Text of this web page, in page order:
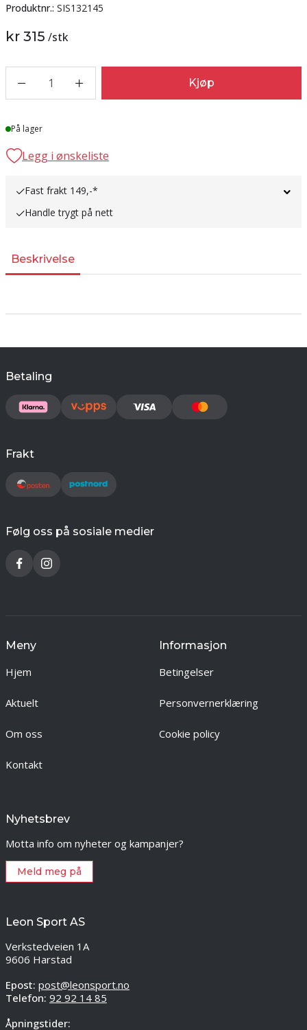
Produktnr.: SIS132145
kr 315 /stk
1 Kjøp
Lager
På lager
Legg i ønskeliste
Fast frakt 149,-*
Handle trygt på nett
Beskrivelse
Betaling
Frakt
Følg oss på sosiale medier
Meny
Hjem
Aktuelt
Om oss
Kontakt
Informasjon
Betingelser
Personvernerklæring
Cookie policy
Nyhetsbrev
Motta info om nyheter og kampanjer?
Meld meg på
Leon Sport AS
Verkstedveien 1A
9606 Harstad
Epost: post@leonsport.no
Telefon: 92 92 14 85
Åpningstider: